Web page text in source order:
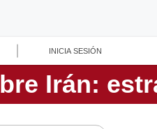
INICIA SESIÓN